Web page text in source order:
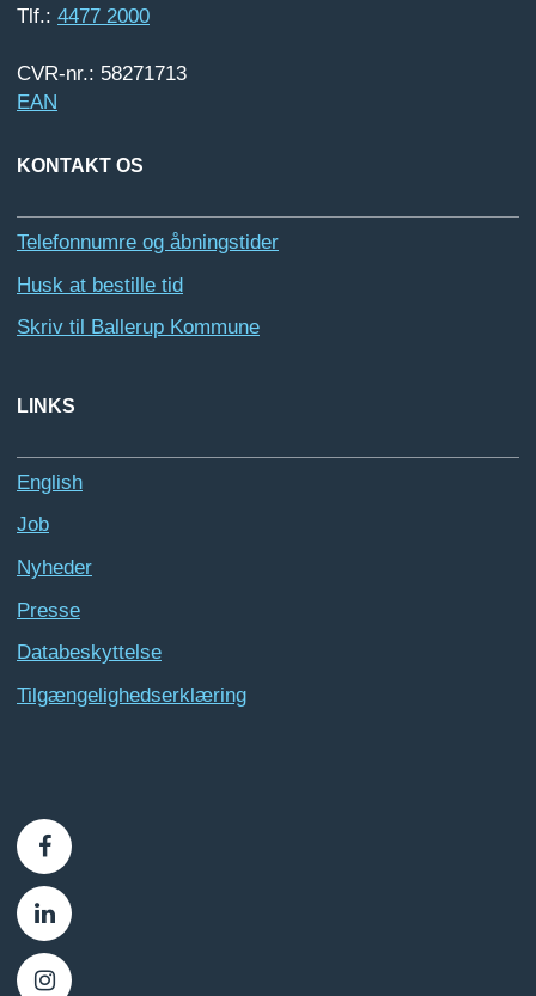
Tlf.: 4477 2000
CVR-nr.: 58271713
EAN
KONTAKT OS
Telefonnumre og åbningstider
Husk at bestille tid
Skriv til Ballerup Kommune
LINKS
English
Job
Nyheder
Presse
Databeskyttelse
Tilgængelighedserklæring